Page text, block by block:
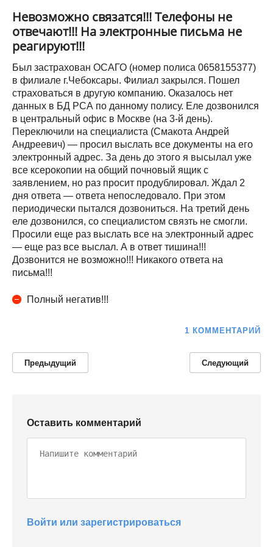
Невозможно связатся!!! Телефоны не
отвечают!!! На электронные письма не
реагируют!!!
Был застрахован ОСАГО (номер полиса 0658155377)
в филиале г.Чебоксары. Филиал закрылся. Пошел
страховаться в другую компанию. Оказалось нет
данных в БД РСА по данному полису. Еле дозвонился
в центральный офис в Москве (на 3-й день).
Переключили на специалиста (Смакота Андрей
Андреевич) — просил выслать все документы на его
электронный адрес. За день до этого я высылал уже
все ксерокопии на общий почновый ящик с
заявлением, но раз просит продублировал. Ждал 2
дня ответа — ответа непоследовало. При этом
периодически пытался дозвониться. На третий день
еле дозвонился, со специалистом связть не смогли.
Просили еще раз выслать все на электронный адрес
— еще раз все выслал. А в ответ тишина!!!
Дозвонится не возможно!!! Никакого ответа на
письма!!!
Полный негатив!!!
1 КОММЕНТАРИЙ
Предыдущий Следующий
Оставить комментарий
Войти или зарегистрироваться